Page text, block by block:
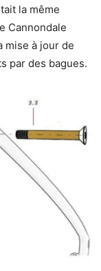
la même
Cannondale
mise à jour de
par des bagues.